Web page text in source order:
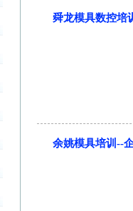
舜龙模具数控培
余姚模具培训--